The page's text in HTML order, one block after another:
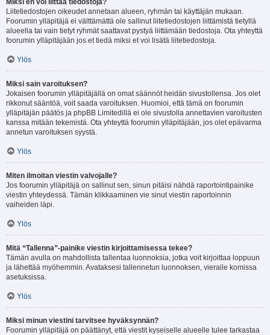
Miksi en voi liittää tiedostoja?
Liitetiedostojen oikeudet annetaan alueen, ryhmän tai käyttäjän mukaan.
Foorumin ylläpitäjä ei välttämättä ole sallinut liitetiedostojen liittämistä tietyllä
alueella tai vain tietyt ryhmät saattavat pystyä liittämään tiedostoja. Ota yhteyttä
foorumin ylläpitäjään jos et tiedä miksi et voi lisätä liitetiedostoja.
Ylös
Miksi sain varoituksen?
Jokaisen foorumin ylläpitäjällä on omat säännöt heidän sivustollensa. Jos olet
rikkonut sääntöä, voit saada varoituksen. Huomioi, että tämä on foorumin
ylläpitäjän päätös ja phpBB Limitedillä ei ole sivustolla annettavien varoitusten
kanssa mitään tekemistä. Ota yhteyttä foorumin ylläpitäjään, jos olet epävarma
annetun varoituksen syystä.
Ylös
Miten ilmoitan viestin valvojalle?
Jos foorumin ylläpitäjä on sallinut sen, sinun pitäisi nähdä raportointipainike
viestin yhteydessä. Tämän klikkaaminen vie sinut viestin raportoinnin
vaiheiden läpi.
Ylös
Mitä “Tallenna”-painike viestin kirjoittamisessa tekee?
Tämän avulla on mahdollista tallentaa luonnoksia, jotka voit kirjoittaa loppuun
ja lähettää myöhemmin. Avataksesi tallennetun luonnoksen, vieraile komissa
asetuksissa.
Ylös
Miksi minun viestini tarvitsee hyväksynnän?
Foorumin ylläpitäjä on päättänyt, että viestit kyseiselle alueelle tulee tarkastaa